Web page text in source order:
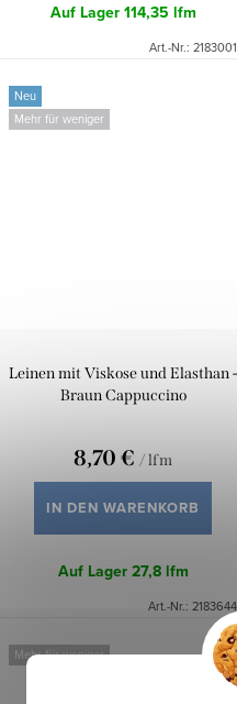
Auf Lager114,35 lfm
Art.-Nr.: 2183001
Neu
Mehr für weniger
Leinen mit Viskose und Elasthan -
Braun Cappuccino
8,70 € / lfm
IN DEN WARENKORB
Auf Lager27,8 lfm
Art.-Nr.: 2183644
Mehr für weniger